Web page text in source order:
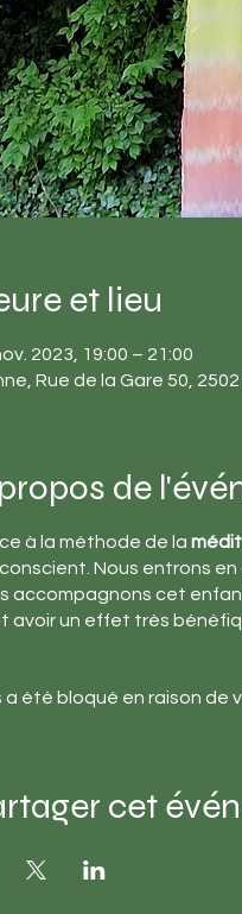
et lieu
2023, 19:00 – 21:00
Rue de la Gare 50,
de
à la méthode de la
Nous entrons
accompagnons cet
avoir un effet très
a été bloqué en raison
cet